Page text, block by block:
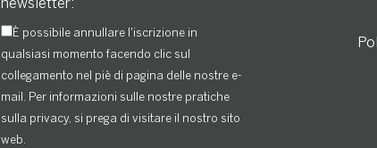
È possibile annullare l'iscrizione in
qualsiasi momento facendo clic sul
collegamento nel piè di pagina delle nostre e-
mail. Per informazioni sulle nostre pratiche
sulla privacy, si prega di visitare il nostro sito
web.